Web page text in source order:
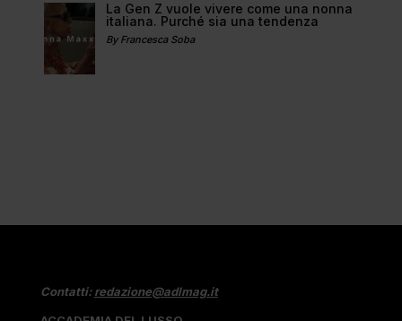
La Gen Z vuole vivere come una nonna
italiana. Purché sia una tendenza
By Francesca Soba
Contatti:redazione@adlmag.it